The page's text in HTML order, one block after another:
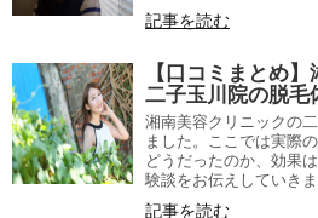
記事を読む
【口コミまとめ
二子玉川院の脱毛
湘南美容クリニックの
ました。ここでは実際
どうだったのか、効果
験談をお伝えしていきま
記事を読む